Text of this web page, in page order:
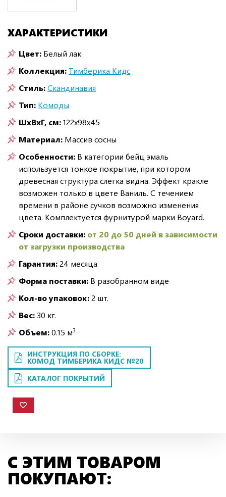
ХАРАКТЕРИСТИКИ
Цвет: Белый лак
Коллекция: Тимберика Кидс
Стиль:Скандинавия
Тип: Комоды
ШxВxГ, см:122x98x45
Материал: Массив сосны
Особенности: В категории бейц эмаль
используется тонкое покрытие, при котором
древесная структура слегка видна. Эффект кракле
возможен только в цвете Ваниль. С течением
времени в районе сучков возможно изменения
цвета. Комплектуется фурнитурой марки Boyard.
Сроки доставки: от 20 до 50 дней в зависимости
от загрузки производства
Гарантия:24 месяца
Форма поставки: В разобранном виде
Кол-во упаковок:2 шт.
Вес:30 кг.
Объем:0.15 м3
ИНСТРУКЦИЯ ПО СБОРКЕ:
КОМОД ТИМБЕРИКА КИДС №20
КАТАЛОГ ПОКРЫТИЙ
С ЭТИМ ТОВАРОМ
ПОКУПАЮТ: